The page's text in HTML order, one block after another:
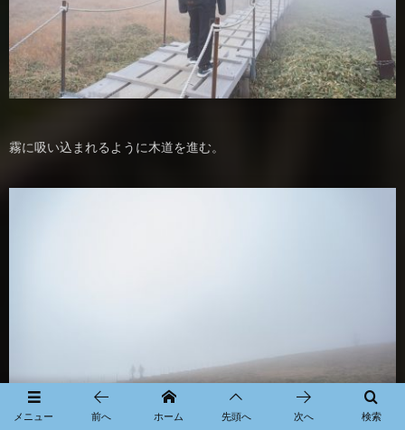
霧に吸い込まれるように木道を進む。
メニュー 検索
前へ ホーム 先頭へ 次へ